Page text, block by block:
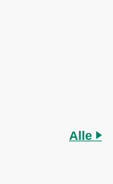
Alle